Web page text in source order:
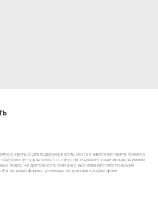
группы B для поддержки работы мозга и укрепления памяти. Формула
помогает справляться со стрессом, повышает концентрацию внимания
людей, чья деятельность связана с высокими интеллектуальными
в активных формах, усиленных экстрактами и кофакторами.